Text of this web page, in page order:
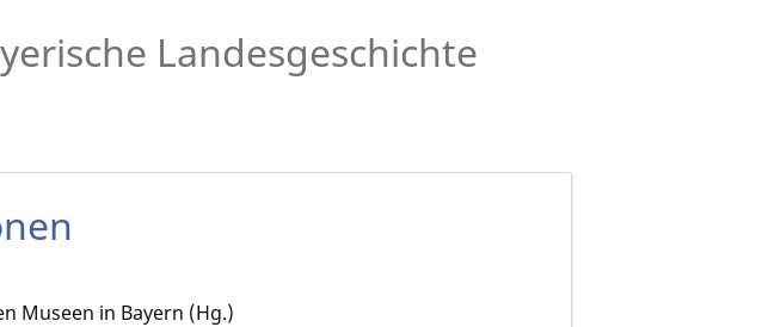
Landesgeschichte
Museen in Bayern (Hg.)